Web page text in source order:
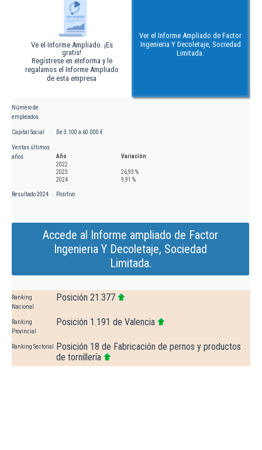
Ve el Informe Ampliado. ¡Es
gratis!
Regístrese en eInforma y le
regalamos el Informe Ampliado
de esta empresa
Ver el Informe Ampliado de Factor
Ingenieria Y Decoletaje, Sociedad
Limitada.
Número de
empleados
Capital Social De 3.100 a 60.000 €
Ventas últimos
años
Año
Variación
2022
2023
26,93 %
2024
9,91 %
Resultado 2024 Positivo
Accede al Informe ampliado de Factor
Ingenieria Y Decoletaje, Sociedad
Limitada.
Ranking
Nacional
Posición 21.377
Ranking
Provincial
Posición 1.191 de Valencia
Ranking Sectorial
Posición 18 de Fabricación de pernos y productos
de tornillería